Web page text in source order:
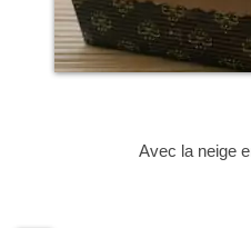
Avec la neige